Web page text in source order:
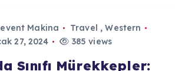
Makina Travel ,Western
27, 2024
385 views
Sınıfı Mürekkepler: